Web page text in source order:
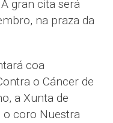
gran cita será
na praza da
coa
o Cáncer de
a Xunta de
o coro Nuestra